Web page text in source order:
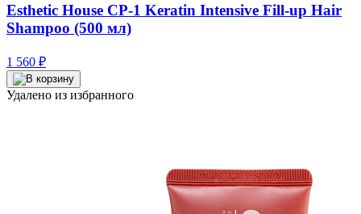
Esthetic House CP-1 Keratin Intensive Fill-up Hair
Shampoo (500 мл)
1 560 ₽
Удалено из избранного